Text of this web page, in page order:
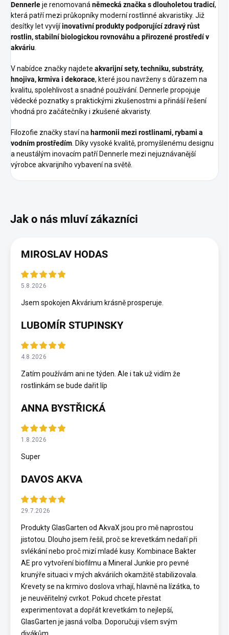
Dennerleje renomovanáněmecká značka s dlouholetou tradicí,
která patří mezi průkopníky moderní rostlinné akvaristiky. Již
desítky let vyvíjíinovativní produkty podporující zdravý růst
rostlin, stabilní biologickou rovnováhu a přirozené prostředí v
akváriu.
V nabídce značky najdete akvarijní sety, techniku, substráty,
hnojiva, krmiva i dekorace, které jsou navrženy s důrazem na
kvalitu, spolehlivost a snadné používání. Dennerle propojuje
vědecké poznatky s praktickými zkušenostmi a přináší řešení
vhodná pro začátečníky i zkušené akvaristy.
Filozofie značky staví na harmonii mezi rostlinami, rybami a
vodním prostředím. Díky vysoké kvalitě, promyšlenému designu
a neustálým inovacím patří Dennerle mezi nejuznávanější
výrobce akvarijního vybavení na světě.
MIROSLAV HODAS
5.8.2026
Jsem spokojen Akvárium krásně prosperuje.
LUBOMÍR STUPINSKY
4.8.2026
Zatím používám ani ne týden. Ale i tak už vidím že
rostlinkám se bude dařit líp
ANNA BYSTŘICKÁ
1.8.2026
Super
DAVOS AKVA
29.7.2026
Produkty GlasGarten od AkvaX jsou pro mě naprostou
jistotou. Dlouho jsem řešil, proč se krevetkám nedaří při
svlékání nebo proč mizí mladé kusy. Kombinace Bakter
AE pro vytvoření biofilmu a Mineral Junkie pro pevné
krunýře situaci v mých akváriích okamžitě stabilizovala.
Krevety se na krmivo doslova vrhají, hlavně na lízátka, to
je neuvěřitelný cvrkot. Pokud chcete přestat
experimentovat a dopřát krevetkám to nejlepší,
GlasGarten je jasná volba. Doporučuji všem svým